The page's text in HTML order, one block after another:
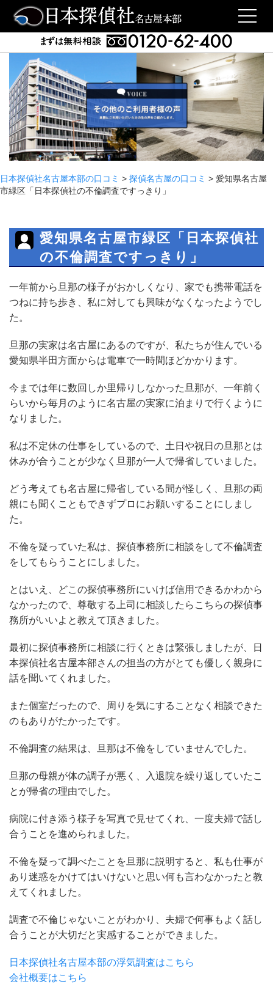
日本探偵社名古屋本部の口コミ > 探偵名古屋の口コミ > 愛知県名古屋
市緑区「日本探偵社の不倫調査ですっきり」
愛知県名古屋市緑区「日本探偵社
の不倫調査ですっきり」
一年前から旦那の様子がおかしくなり、家でも携帯電話を
つねに持ち歩き、私に対しても興味がなくなったようでし
た。
旦那の実家は名古屋にあるのですが、私たちが住んでいる
愛知県半田方面からは電車で一時間ほどかかります。
今までは年に数回しか里帰りしなかった旦那が、一年前く
らいから毎月のように名古屋の実家に泊まりで行くように
なりました。
私は不定休の仕事をしているので、土日や祝日の旦那とは
休みが合うことが少なく旦那が一人で帰省していました。
どう考えても名古屋に帰省している間が怪しく、旦那の両
親にも聞くこともできずプロにお願いすることにしまし
た。
不倫を疑っていた私は、探偵事務所に相談をして不倫調査
をしてもらうことにしました。
とはいえ、どこの探偵事務所にいけば信用できるかわから
なかったので、尊敬する上司に相談したらこちらの探偵事
務所がいいよと教えて頂きました。
最初に探偵事務所に相談に行くときは緊張しましたが、日
本探偵社名古屋本部さんの担当の方がとても優しく親身に
話を聞いてくれました。
また個室だったので、周りを気にすることなく相談できた
のもありがたかったです。
不倫調査の結果は、旦那は不倫をしていませんでした。
旦那の母親が体の調子が悪く、入退院を繰り返していたこ
とが帰省の理由でした。
病院に付き添う様子を写真で見せてくれ、一度夫婦で話し
合うことを進められました。
不倫を疑って調べたことを旦那に説明すると、私も仕事が
あり迷惑をかけてはいけないと思い何も言わなかったと教
えてくれました。
調査で不倫じゃないことがわかり、夫婦で何事もよく話し
合うことが大切だと実感することができました。
日本探偵社名古屋本部の浮気調査はこちら
会社概要はこちら